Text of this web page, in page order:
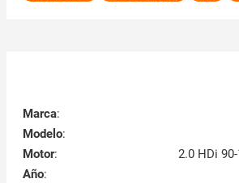
Marca:
Modelo:
Motor:
2.0 HDi
Año: